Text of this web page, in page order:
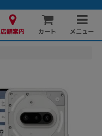
店舗案内 カート メニュー